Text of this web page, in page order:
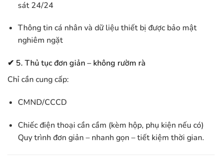
sát 24/24
Thông tin cá nhân và dữ liệu thiết bị được bảo mật
nghiêm ngặt
✔ 5. Thủ tục đơn giản – không rườm rà
Chỉ cần cung cấp:
CMND/CCCD
Chiếc điện thoại cần cầm (kèm hộp, phụ kiện nếu có)
Quy trình đơn giản – nhanh gọn – tiết kiệm thời gian.